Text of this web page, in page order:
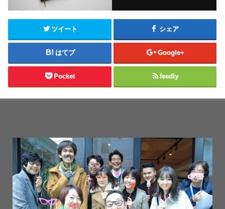
ツイート シェア
はてブ Google+
Pocket feedly